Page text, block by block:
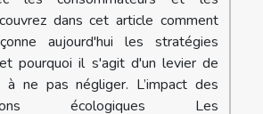
dans cet article comment
aujourd'hui les stratégies
pourquoi il s'agit d'un levier de
à ne pas négliger. L’impact des
écologiques Les